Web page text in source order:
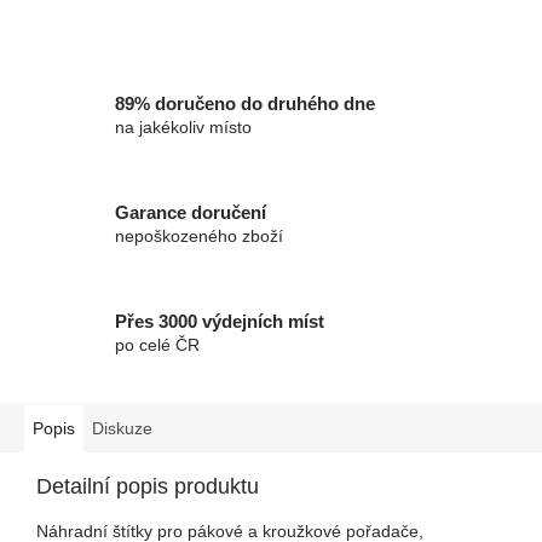
89% doručeno do druhého dne
na jakékoliv místo
Garance doručení
nepoškozeného zboží
Přes 3000 výdejních míst
po celé ČR
Popis Diskuze
Detailní popis produktu
Náhradní štítky pro pákové a kroužkové pořadače,